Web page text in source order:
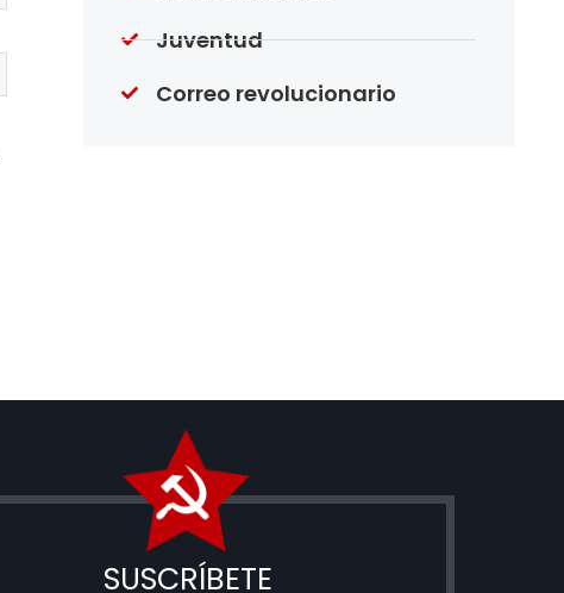
Juventud
Correo revolucionario
SUSCRÍBETE